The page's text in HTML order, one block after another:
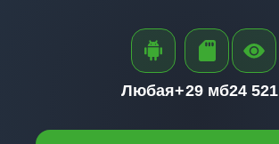
Любая+29 мб24 521